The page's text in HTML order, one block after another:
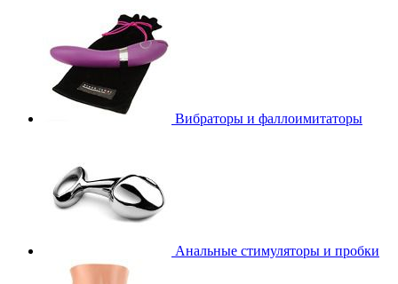
Вибраторы и фаллоимитаторы
Анальные стимуляторы и пробки